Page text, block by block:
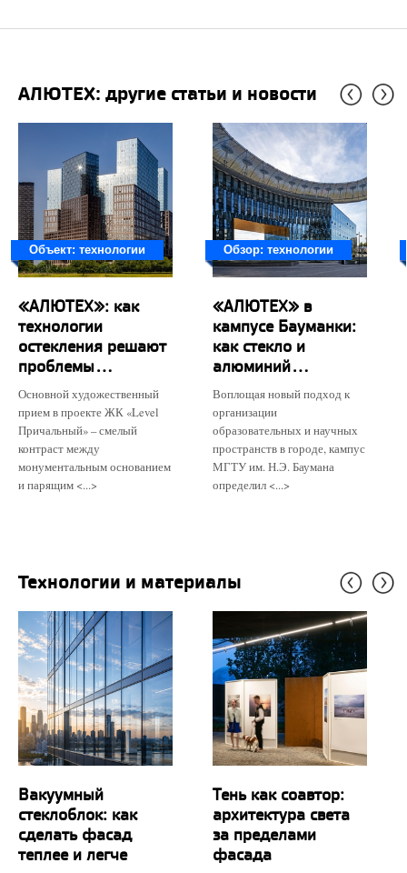
АЛЮТЕХ: другие статьи и новости
Объект: технологии
«АЛЮТЕХ»: как
технологии
остекления решают
проблемы...
Основной художественный
прием в проекте ЖК «Level
Причальный» – смелый
контраст между
монументальным основанием
и парящим <...>
Обзор: технологии
«АЛЮТЕХ» в
кампусе Бауманки:
как стекло и
алюминий...
Воплощая новый подход к
организации
образовательных и научных
пространств в городе, кампус
МГТУ им. Н.Э. Баумана
определил <...>
Технологии и материалы
Вакуумный
стеклоблок: как
сделать фасад
теплее и легче
Тень как соавтор:
архитектура света
за пределами
фасада